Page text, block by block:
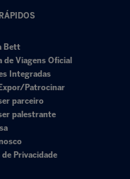
Bett
de Viagens Oficial
Integradas
Patrocinar
parceiro
palestrante
de Privacidade